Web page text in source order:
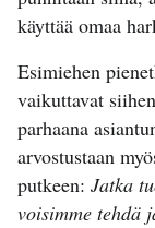
käyttää omaa
Esimiehen
vaikuttavat
parhaana
arvostustaan
putkeen: Jatka
voisimme tehdä